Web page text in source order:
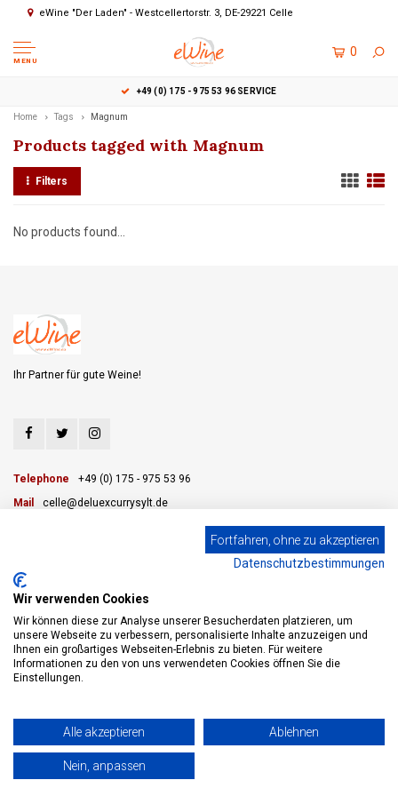
eWine "Der Laden" - Westcellertorstr. 3, DE-29221 Celle
MENU
0
+49 (0) 175 - 975 53 96 SERVICE
Home Tags Magnum
Products tagged with Magnum
Filters
No products found...
Ihr Partner für gute Weine!
Telephone
+49 (0) 175 - 975 53 96
Mail
celle@deluexcurrysylt.de
CUSTOMER SERVICE
CATEGORIES
MY ACCOUNT
© Copyright 2026 eWine-Your partner for good wines! - Powered by
- Theme by
Fortfahren, ohne zu akzeptieren
Datenschutzbestimmungen
Wir verwenden Cookies
Wir können diese zur Analyse unserer Besucherdaten platzieren, um
unsere Webseite zu verbessern, personalisierte Inhalte anzuzeigen und
Ihnen ein großartiges Webseiten-Erlebnis zu bieten. Für weitere
Informationen zu den von uns verwendeten Cookies öffnen Sie die
Einstellungen.
Alle akzeptieren Ablehnen
Nein, anpassen